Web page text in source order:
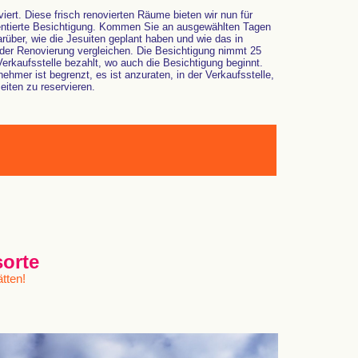
Diese frisch renovierten Räume bieten wir nun für
Besichtigung. Kommen Sie an ausgewählten Tagen
wie die Jesuiten geplant haben und wie das in
Renovierung vergleichen. Die Besichtigung nimmt 25
bezahlt, wo auch die Besichtigung beginnt.
ist begrenzt, es ist anzuraten, in der Verkaufsstelle,
zu reservieren.